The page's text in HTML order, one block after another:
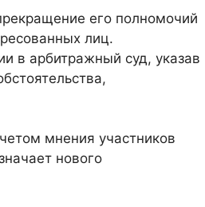
его полномочий
лиц.
в арбитражный суд, указав
мнения участников
нового